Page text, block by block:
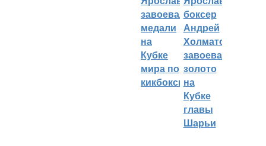
завоевали
медали
на
Кубке
мира по
кикбоксингу
боксер
Андрей
Холматов
завоевал
золото
на
Кубке
главы
Шарьи